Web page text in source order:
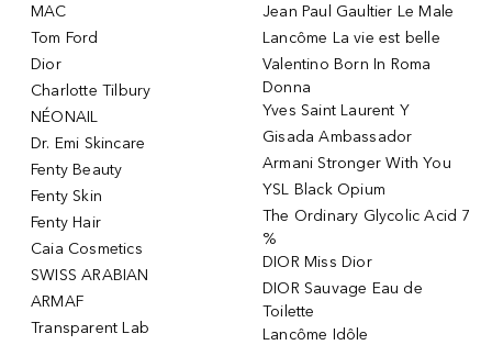
MAC
Tom Ford
Dior
Charlotte Tilbury
NÉONAIL
Dr. Emi Skincare
Fenty Beauty
Fenty Skin
Fenty Hair
Caia Cosmetics
SWISS ARABIAN
ARMAF
Transparent Lab
Jean Paul Gaultier Le Male
Lancôme La vie est belle
Valentino Born In Roma
Donna
Yves Saint Laurent Y
Gisada Ambassador
Armani Stronger With You
YSL Black Opium
The Ordinary Glycolic Acid 7
%
DIOR Miss Dior
DIOR Sauvage Eau de
Toilette
Lancôme Idôle